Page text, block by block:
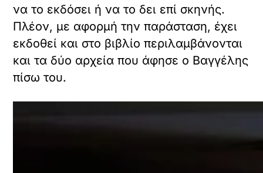
να το εκδόσει ή να το δει επί σκηνής.
Πλέον, με αφορμή την παράσταση, έχει
εκδοθεί και στο βιβλίο περιλαμβάνονται
και τα δύο αρχεία που άφησε ο Βαγγέλης
πίσω του.